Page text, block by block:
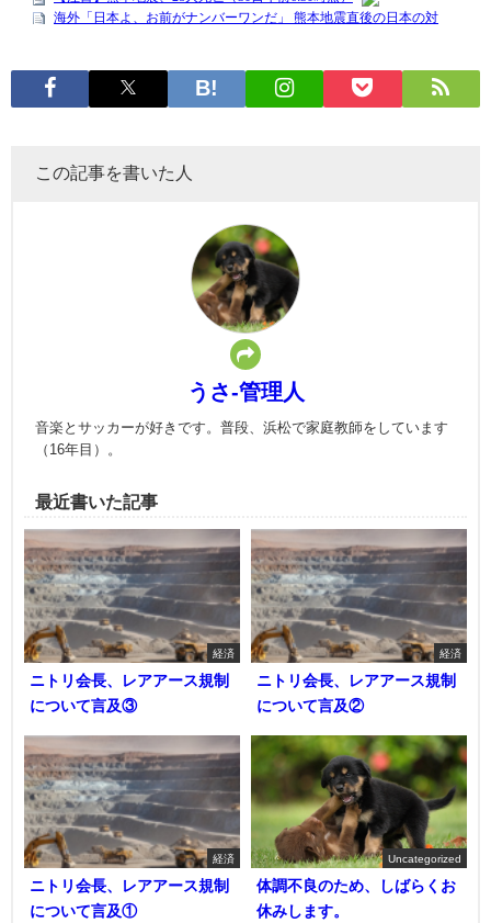
この記事を書いた人
うさ-管理人
音楽とサッカーが好きです。普段、浜松で家庭教師をしています
（16年目）。
最近書いた記事
経済
ニトリ会長、レアアース規制
について言及③
経済
ニトリ会長、レアアース規制
について言及②
経済
ニトリ会長、レアアース規制
について言及①
Uncategorized
体調不良のため、しばらくお
休みします。